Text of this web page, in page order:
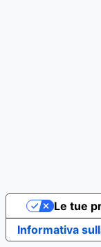
Informativa
Le tue